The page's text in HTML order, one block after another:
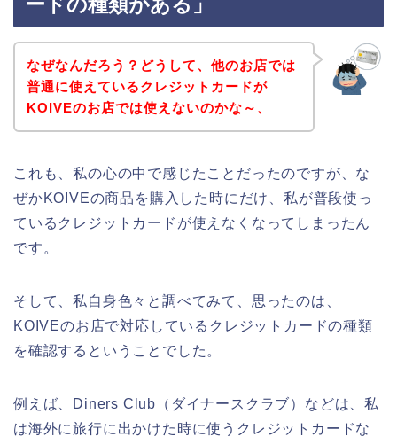
なぜなんだろう？どうして、他のお店では
普通に使えているクレジットカードが
KOIVEのお店では使えないのかな～、
これも、私の心の中で感じたことだったのですが、な
ぜかKOIVEの商品を購入した時にだけ、私が普段使っ
ているクレジットカードが使えなくなってしまったん
です。
そして、私自身色々と調べてみて、思ったのは、
KOIVEのお店で対応しているクレジットカードの種類
を確認するということでした。
例えば、Diners Club（ダイナースクラブ）などは、私
は海外に旅行に出かけた時に使うクレジットカードな